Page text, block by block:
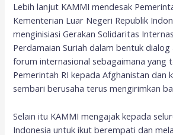
Lebih lanjut KAMMI mendesak
Kementerian Luar Negeri Republik
menginisiasi Gerakan Solidaritas
Perdamaian Suriah dalam bentuk
forum internasional sebagaimana yang
Pemerintah RI kepada Afghanistan dan
sembari berusaha terus mengirimkan
Selain itu KAMMI mengajak kepada
Indonesia untuk ikut berempati dan